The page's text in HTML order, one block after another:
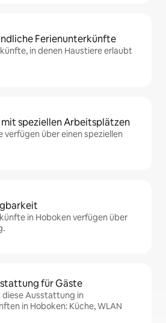
Ferienunterkünfte
in denen Haustiere erlaubt
speziellen Arbeitsplätzen
verfügen über einen speziellen
in Hoboken verfügen über
für Gäste
Ausstattung in
in Hoboken: Küche, WLAN